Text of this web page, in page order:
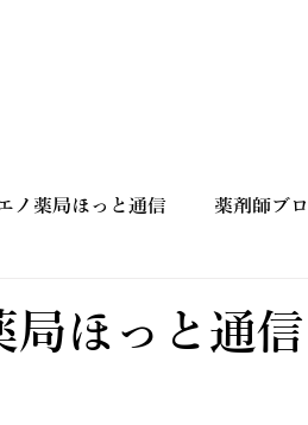
ノ薬局ほっと通信 薬剤師ブ
上手なつかい方
局ほっと通